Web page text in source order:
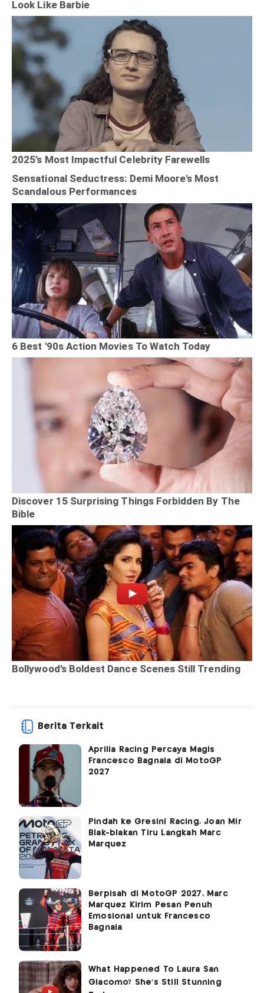
Berita Terkait
Aprilia Racing Percaya Magis
Francesco Bagnaia di MotoGP
2027
Pindah ke Gresini Racing, Joan Mir
Blak-blakan Tiru Langkah Marc
Marquez
Berpisah di MotoGP 2027, Marc
Marquez Kirim Pesan Penuh
Emosional untuk Francesco
Bagnaia